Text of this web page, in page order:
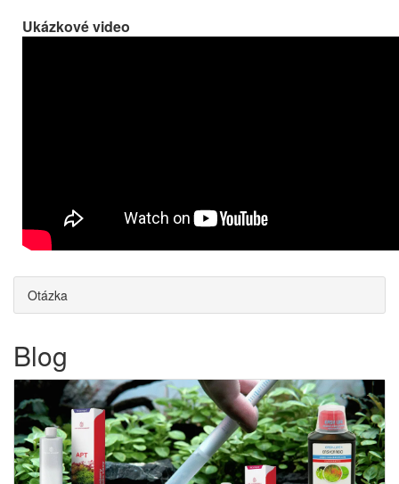
Ukázkové video
Otázka
Blog